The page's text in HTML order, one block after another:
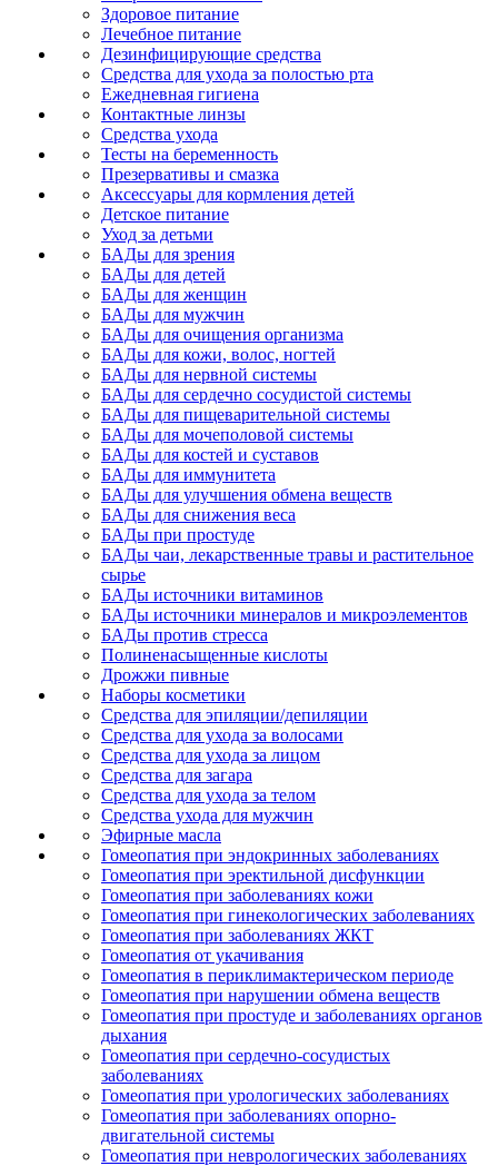
Здоровое питание
Лечебное питание
Дезинфицирующие средства
Средства для ухода за полостью рта
Ежедневная гигиена
Контактные линзы
Средства ухода
Тесты на беременность
Презервативы и смазка
Аксессуары для кормления детей
Детское питание
Уход за детьми
БАДы для зрения
БАДы для детей
БАДы для женщин
БАДы для мужчин
БАДы для очищения организма
БАДы для кожи, волос, ногтей
БАДы для нервной системы
БАДы для сердечно сосудистой системы
БАДы для пищеварительной системы
БАДы для мочеполовой системы
БАДы для костей и суставов
БАДы для иммунитета
БАДы для улучшения обмена веществ
БАДы для снижения веса
БАДы при простуде
БАДы чаи, лекарственные травы и растительное
сырье
БАДы источники витаминов
БАДы источники минералов и микроэлементов
БАДы против стресса
Полиненасыщенные кислоты
Дрожжи пивные
Наборы косметики
Средства для эпиляции/депиляции
Средства для ухода за волосами
Средства для ухода за лицом
Средства для загара
Средства для ухода за телом
Средства ухода для мужчин
Эфирные масла
Гомеопатия при эндокринных заболеваниях
Гомеопатия при эректильной дисфункции
Гомеопатия при заболеваниях кожи
Гомеопатия при гинекологических заболеваниях
Гомеопатия при заболеваниях ЖКТ
Гомеопатия от укачивания
Гомеопатия в периклимактерическом периоде
Гомеопатия при нарушении обмена веществ
Гомеопатия при простуде и заболеваниях органов
дыхания
Гомеопатия при сердечно-сосудистых
заболеваниях
Гомеопатия при урологических заболеваниях
Гомеопатия при заболеваниях опорно-
двигательной системы
Гомеопатия при неврологических заболеваниях